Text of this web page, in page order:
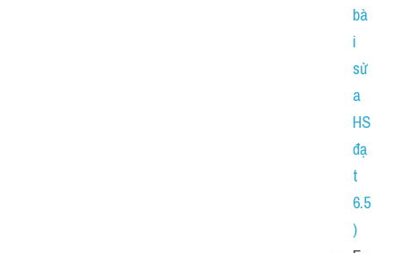
bà
i
sử
a
HS
đạ
t
6.5
)